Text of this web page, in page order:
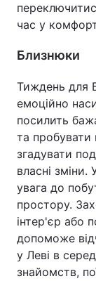
час у
Близнюки
Тиждень для
емоційно
посилить
та
згадувати
власні
увага до
простору.
інтер'єр або
допоможе
у Леві в
знайомств,